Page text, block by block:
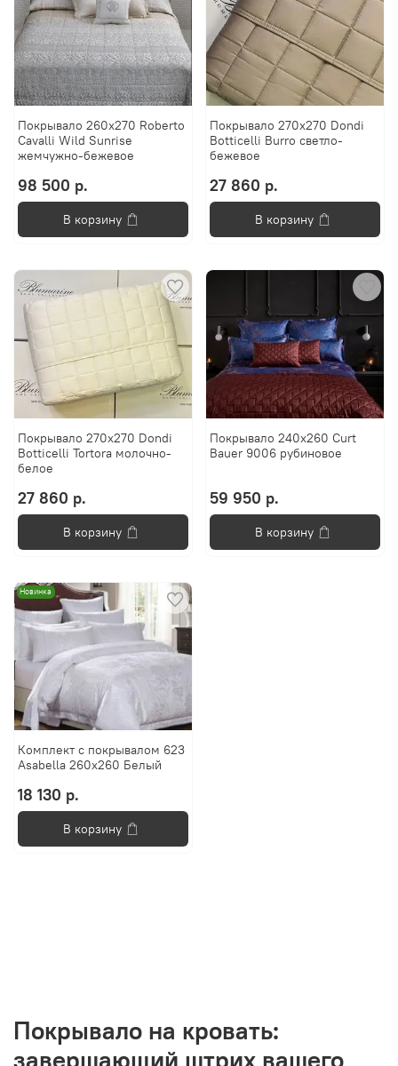
Покрывало 260х270 Roberto
Cavalli Wild Sunrise
жемчужно-бежевое
98 500 р.
В корзину
Покрывало 270х270 Dondi
Botticelli Burro светло-
бежевое
27 860 р.
В корзину
Покрывало 270х270 Dondi
Botticelli Tortora молочно-
белое
27 860 р.
В корзину
Покрывало 240х260 Curt
Bauer 9006 рубиновое
59 950 р.
В корзину
Новинка
Комплект с покрывалом 623
Asabella 260x260 Белый
18 130 р.
В корзину
Покрывало на кровать:
завершающий штрих вашего